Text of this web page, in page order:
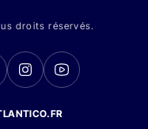
droits réservés.